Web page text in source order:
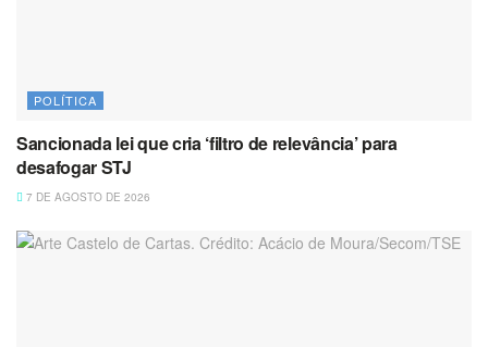
POLÍTICA
Sancionada lei que cria ‘filtro de relevância’ para
desafogar STJ
7 DE AGOSTO DE 2026